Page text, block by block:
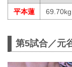
平本蓮
69.70kg
第5試合／元